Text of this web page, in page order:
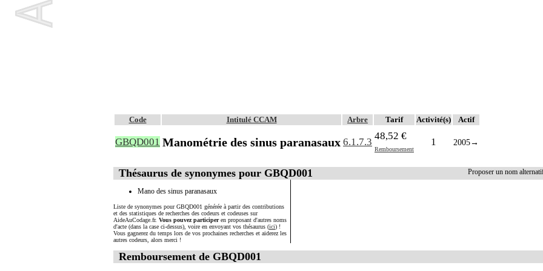
Code Intitulé CCAM Arbre Tarif Activité(s) Actif
GBQD001 Manométrie des sinus paranasaux 6.1.7.3
48,52 €
Remboursement
1 2005→
Proposer un nom
Thésaurus de synonymes pour GBQD001
Mano des sinus paranasaux
Liste de synonymes pour GBQD001 générée à partir des contributions
et des statistiques de recherches des codeurs et codeuses sur
AideAuCodage.fr. Vous pouvez participeren proposant d'autres noms
d'acte (dans la case ci-dessus), voire en envoyant vos thésaurus (ici) !
Vous gagnerez du temps lors de vos prochaines recherches et aiderez les
autres codeurs, alors merci !
Remboursement de GBQD001